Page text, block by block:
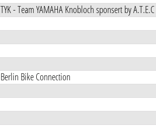
TYK - Team YAMAHA Knobloch sponsert by A.T.E.C
Berlin Bike Connection